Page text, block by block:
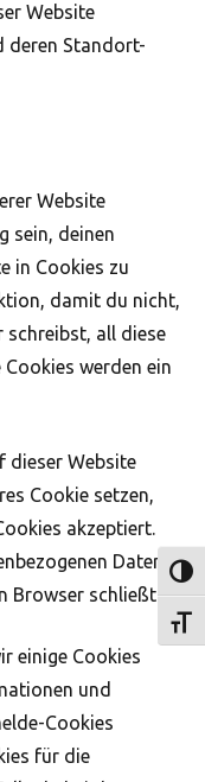
Website
deren Standort-
Website
sein, deinen
in Cookies zu
damit du nicht,
schreibst, all diese
werden ein
dieser Website
Cookie setzen,
akzeptiert.
Daten
Browser schließt.
einige Cookies
und
Cookies
für die